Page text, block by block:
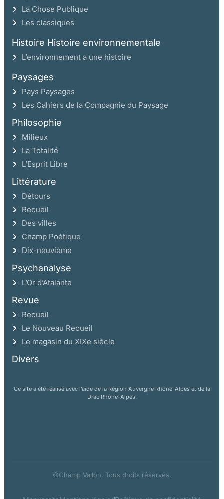
La Chose Publique
Les classiques
Histoire Histoire environnementale
L’environnement a une histoire
Paysages
Pays Paysages
Les Cahiers de la Compagnie du Paysage
Philosophie
Milieux
La Totalité
L’Esprit Libre
Littérature
Détours
Recueil
Des villes
Champ Poétique
Dix-neuvième
Psychanalyse
L’Or d’Atalante
Revue
Recueil
Le Nouveau Recueil
Le magasin du XIXe siècle
Divers
Ce site a été réalisé avec l’aide de la Région Auvergne Rhône-Alpes et de la
Drac Rhône-Alpes.
©Champ Vallon. Tous droits réservés.